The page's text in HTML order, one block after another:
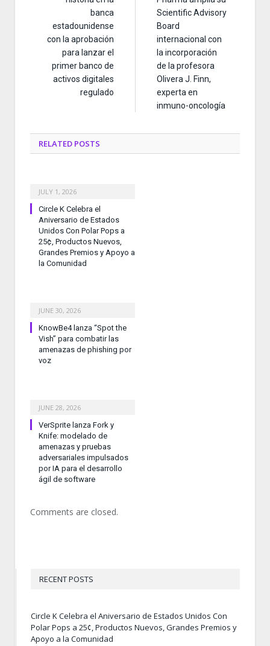
banca
estadounidense
con la aprobación
para lanzar el
primer banco de
activos digitales
regulado
Scientific Advisory
Board
internacional con
la incorporación
de la profesora
Olivera J. Finn,
experta en
inmuno-oncología
RELATED POSTS
JULY 1, 2026
Circle K Celebra el
Aniversario de Estados
Unidos Con Polar Pops a
25¢, Productos Nuevos,
Grandes Premios y Apoyo a
la Comunidad
JUNE 30, 2026
KnowBe4 lanza “Spot the
Vish” para combatir las
amenazas de phishing por
voz
JUNE 28, 2026
VerSprite lanza Fork y
Knife: modelado de
amenazas y pruebas
adversariales impulsados
por IA para el desarrollo
ágil de software
Comments are closed.
RECENT POSTS
Circle K Celebra el Aniversario de Estados Unidos Con
Polar Pops a 25¢, Productos Nuevos, Grandes Premios y
Apoyo a la Comunidad